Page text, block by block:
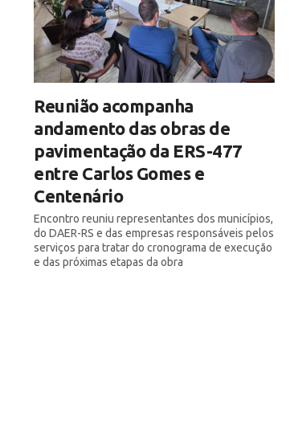
Reunião acompanha
andamento das obras de
pavimentação da ERS-477
entre Carlos Gomes e
Centenário
Encontro reuniu representantes dos municípios,
do DAER-RS e das empresas responsáveis pelos
serviços para tratar do cronograma de execução
e das próximas etapas da obra